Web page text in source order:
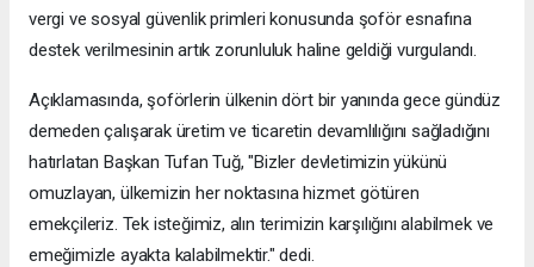
vergi ve sosyal güvenlik primleri konusunda şoför esnafına
destek verilmesinin artık zorunluluk haline geldiği vurgulandı.
Açıklamasında, şoförlerin ülkenin dört bir yanında gece gündüz
demeden çalışarak üretim ve ticaretin devamlılığını sağladığını
hatırlatan Başkan Tufan Tuğ, "Bizler devletimizin yükünü
omuzlayan, ülkemizin her noktasına hizmet götüren
emekçileriz. Tek isteğimiz, alın terimizin karşılığını alabilmek ve
emeğimizle ayakta kalabilmektir." dedi.